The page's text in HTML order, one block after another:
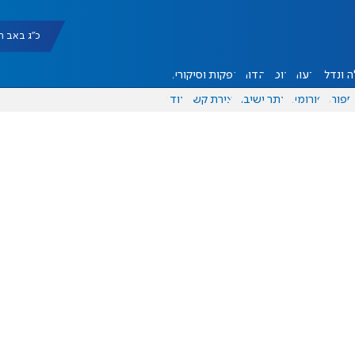
כ"ג באב תשפ"ו
ונדל"ן דעות אוכל יהדות הפקות וסיקורים
ספורט פורומים אתר ישיבה יצירת קשר עוד